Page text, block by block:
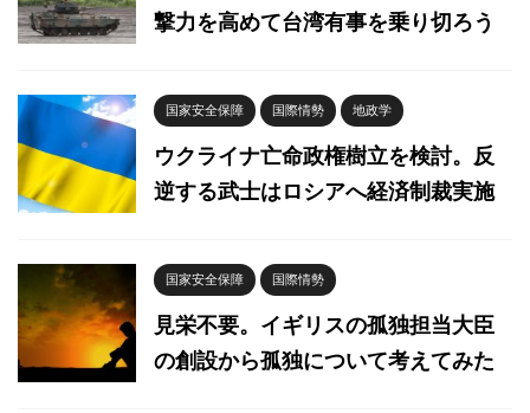
撃力を高めて台湾有事を乗り切ろう
国家安全保障 国際情勢 地政学
ウクライナ亡命政権樹立を検討。反
逆する武士はロシアへ経済制裁実施
国家安全保障 国際情勢
見栄不要。イギリスの孤独担当大臣
の創設から孤独について考えてみた